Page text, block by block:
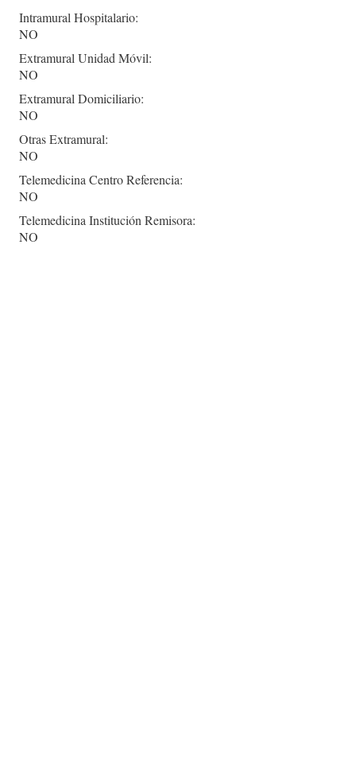
Intramural Hospitalario:
NO
Extramural Unidad Móvil:
NO
Extramural Domiciliario:
NO
Otras Extramural:
NO
Telemedicina Centro Referencia:
NO
Telemedicina Institución Remisora:
NO